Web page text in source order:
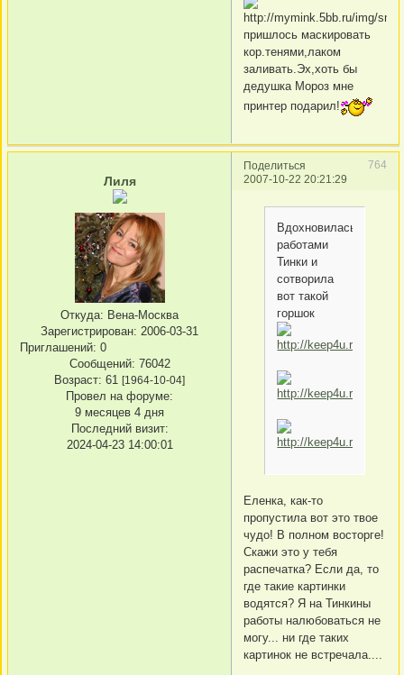
пришлось маскировать
кор.тенями,лаком
заливать.Эх,хоть бы
дедушка Мороз мне
принтер подарил!
Поделиться
764
2007-10-22 20:21:29
Лиля
Откуда: Вена-Москва
Зарегистрирован: 2006-03-31
Приглашений: 0
Сообщений: 76042
Возраст: 61 [1964-10-04]
Провел на форуме:
9 месяцев 4 дня
Последний визит:
2024-04-23 14:00:01
Вдохновилась
работами
Тинки и
сотворила
вот такой
горшок
Еленка, как-то
пропустила вот это твое
чудо! В полном восторге!
Скажи это у тебя
распечатка? Если да, то
где такие картинки
водятся? Я на Тинкины
работы налюбоваться не
могу... ни где таких
картинок не встречала....